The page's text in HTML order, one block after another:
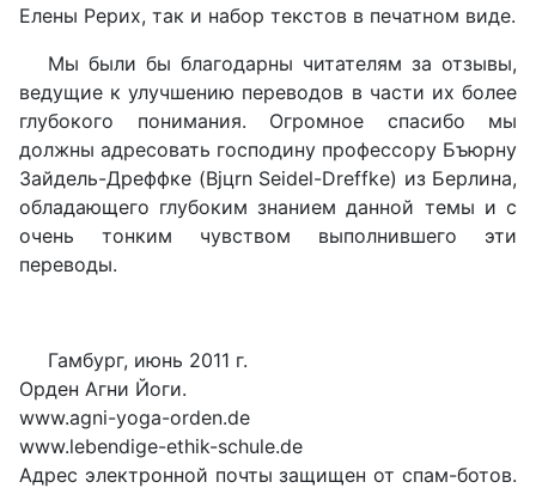
Елены Рерих, так и набор текстов в печатном виде.
Мы были бы благодарны читателям за отзывы,
ведущие к улучшению переводов в части их более
глубокого понимания. Огромное спасибо мы
должны адресовать господину профессору Бъюрну
Зайдель-Дреффке (Bjцrn Seidel-Dreffke) из Берлина,
обладающего глубоким знанием данной темы и с
очень тонким чувством выполнившего эти
переводы.
Гамбург, июнь 2011 г.
Орден Агни Йоги.
www.agni-yoga-orden.de
www.lebendige-ethik-schule.de
Адрес электронной почты защищен от спам-ботов.